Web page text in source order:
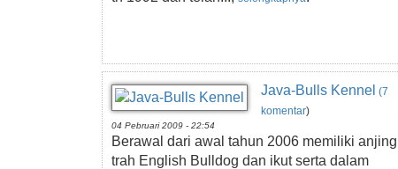
Java-Bulls Kennel (7
komentar)
04 Pebruari 2009 - 22:54
Berawal dari awal tahun 2006 memiliki anjing
trah English Bulldog dan ikut serta dalam